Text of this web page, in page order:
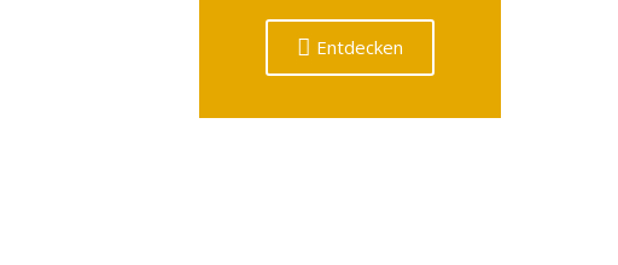
Entdecken